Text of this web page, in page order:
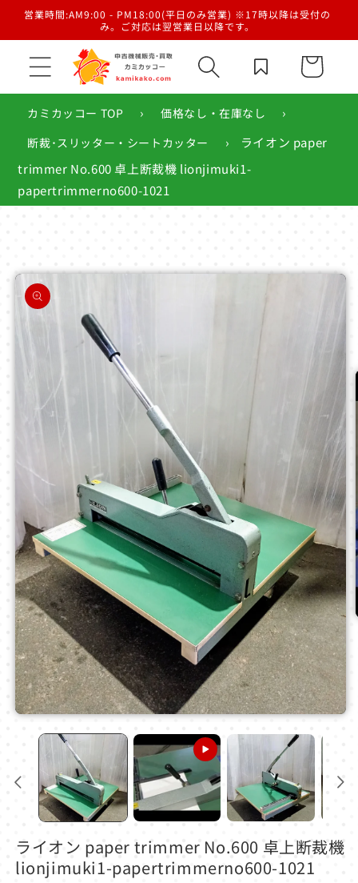
ンツに
営業時間:AM9:00 - PM18:00(平日のみ営業) ※17時以降は受付の
み。ご対応は翌営業日以降です。
カ
ー
カミカッコー TOP
› 価格なし・在庫なし ›
断裁･スリッター・シートカッター ›
ライオン paper
trimmer No.600 卓上断裁機 lionjimuki1-
papertrimmerno600-1021
商品情
報にス
キップ
モ
で
メ
(1)
を
開
ライオン paper trimmer No.600 卓上断裁機
lionjimuki1-papertrimmerno600-1021